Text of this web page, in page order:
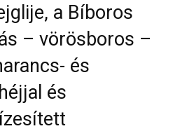
a Bíboros
– vörösboros –
és
és